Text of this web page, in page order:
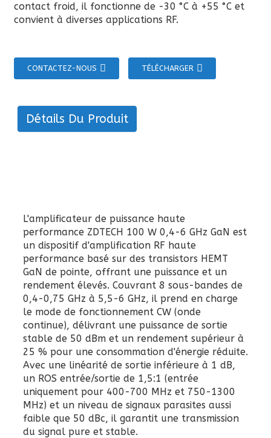
contact froid, il fonctionne de -30 °C à +55 °C et
convient à diverses applications RF.
CONTACTEZ-NOUS TÉLÉCHARGER
Détails Du Produit
L'amplificateur de puissance haute
performance ZDTECH 100 W 0,4-6 GHz GaN est
un dispositif d'amplification RF haute
performance basé sur des transistors HEMT
GaN de pointe, offrant une puissance et un
rendement élevés. Couvrant 8 sous-bandes de
0,4-0,75 GHz à 5,5-6 GHz, il prend en charge
le mode de fonctionnement CW (onde
continue), délivrant une puissance de sortie
stable de 50 dBm et un rendement supérieur à
25 % pour une consommation d'énergie réduite.
Avec une linéarité de sortie inférieure à 1 dB,
un ROS entrée/sortie de 1,5:1 (entrée
uniquement pour 400-700 MHz et 750-1300
MHz) et un niveau de signaux parasites aussi
faible que 50 dBc, il garantit une transmission
du signal pure et stable.